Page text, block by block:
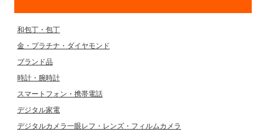
和包丁・包丁
金・プラチナ・ダイヤモンド
ブランド品
時計・腕時計
スマートフォン・携帯電話
デジタル家電
デジタルカメラ一眼レフ・レンズ・フィルムカメラ